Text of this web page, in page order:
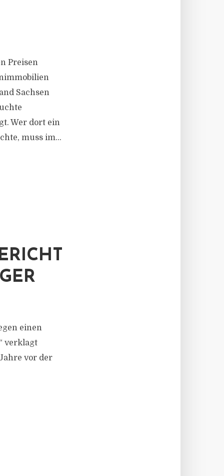
Preisen
Sachsen
Wer dort ein
muss im...
einen
verklagt
vor der